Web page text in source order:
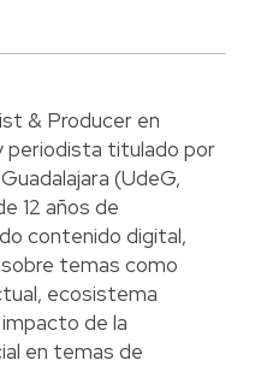
& Producer en
periodista titulado por
(UdeG,
12 años de
contenido digital,
temas como
ecosistema
de la
en temas de